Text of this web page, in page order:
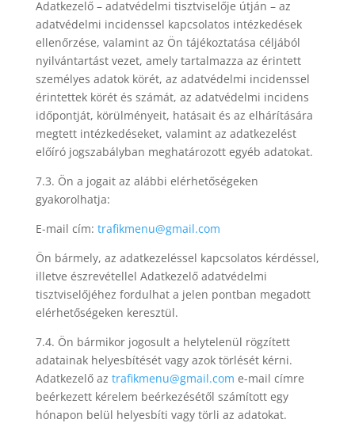
Adatkezelő – adatvédelmi tisztviselője útján – az
adatvédelmi incidenssel kapcsolatos intézkedések
ellenőrzése, valamint az Ön tájékoztatása céljából
nyilvántartást vezet, amely tartalmazza az érintett
személyes adatok körét, az adatvédelmi incidenssel
érintettek körét és számát, az adatvédelmi incidens
időpontját, körülményeit, hatásait és az elhárítására
megtett intézkedéseket, valamint az adatkezelést
előíró jogszabályban meghatározott egyéb adatokat.
7.3. Ön a jogait az alábbi elérhetőségeken
gyakorolhatja:
E-mail cím: trafikmenu@gmail.com
Ön bármely, az adatkezeléssel kapcsolatos kérdéssel,
illetve észrevétellel Adatkezelő adatvédelmi
tisztviselőjéhez fordulhat a jelen pontban megadott
elérhetőségeken keresztül.
7.4. Ön bármikor jogosult a helytelenül rögzített
adatainak helyesbítését vagy azok törlését kérni.
Adatkezelő az trafikmenu@gmail.com e-mail címre
beérkezett kérelem beérkezésétől számított egy
hónapon belül helyesbíti vagy törli az adatokat.